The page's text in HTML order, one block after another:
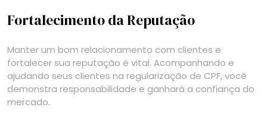
Fortalecimento da Reputação
Manter um bom relacionamento com clientes e
fortalecer sua reputação é vital. Acompanhando e
ajudando seus clientes na regularização de CPF, você
demonstra responsabilidade e ganhará a confiança do
mercado.